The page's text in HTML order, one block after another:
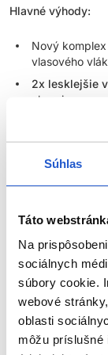
Súhlas
Táto
Na
sociálnych
súbory cookie.
webové
oblasti
môžu
Hlavné výhody:
Nový
vlasového
2x lesklejšie
vlasmi
Vydržia až27
Vytvorené
výšku tónu
Skvelé pre
Až 50%
Pomer miešania:1
Aplikácia: suché